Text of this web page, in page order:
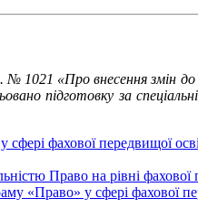
«Про внесення змін до
підготовку за
фахової передвищої
Право на рівні
«Право» у сфері фахової